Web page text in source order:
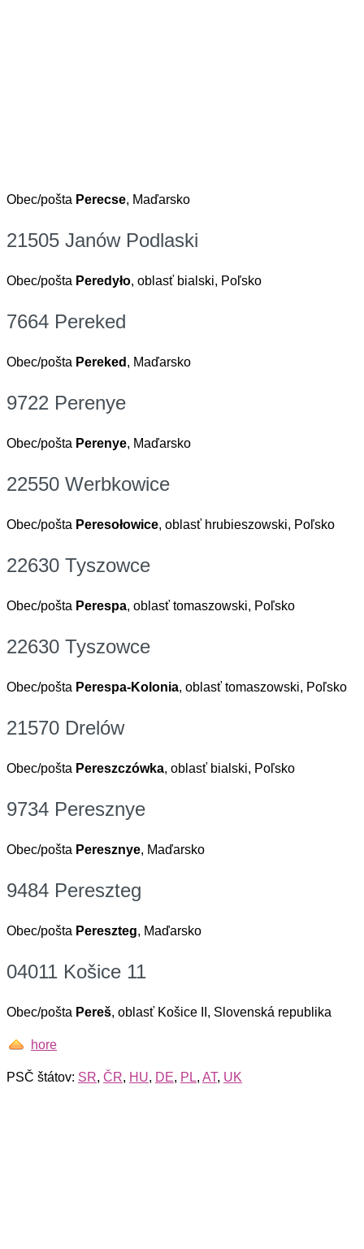
Obec/pošta Perecse, Maďarsko
21505 Janów Podlaski
Obec/pošta Peredyło, oblasť bialski, Poľsko
7664 Pereked
Obec/pošta Pereked , Maďarsko
9722 Perenye
Obec/pošta Perenye, Maďarsko
22550 Werbkowice
Obec/pošta Peresołowice, oblasť hrubieszowski, Poľsko
22630 Tyszowce
Obec/pošta Perespa, oblasť tomaszowski, Poľsko
22630 Tyszowce
Obec/pošta Perespa-Kolonia, oblasť tomaszowski, Poľsko
21570 Drelów
Obec/pošta Pereszczówka, oblasť bialski, Poľsko
9734 Peresznye
Obec/pošta Peresznye, Maďarsko
9484 Pereszteg
Obec/pošta Pereszteg, Maďarsko
04011 Košice 11
Obec/pošta Pereš, oblasť Košice II, Slovenská republika
hore
PSČ štátov: SR, ČR, HU, DE, PL, AT, UK